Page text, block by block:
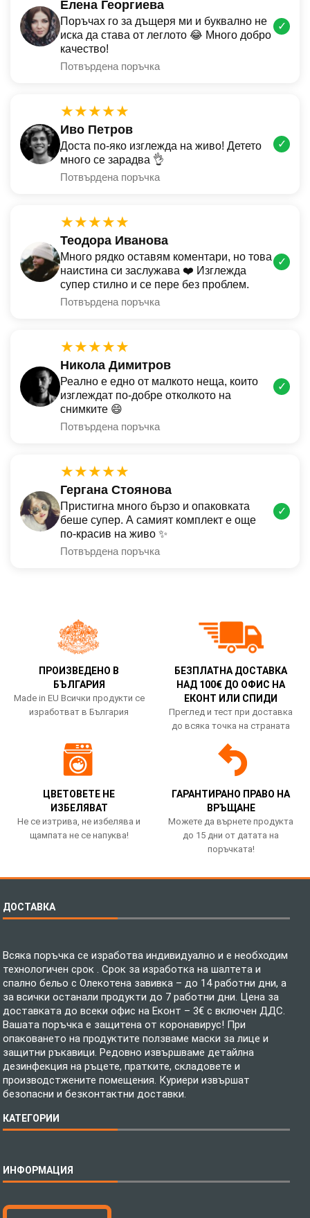
Елена Георгиева
Поръчах го за дъщеря ми и буквално не
иска да става от леглото 😂 Много добро
качество!
Потвърдена поръчка
✓
★★★★★
Иво Петров
Доста по-яко изглежда на живо! Детето
много се зарадва 👌
Потвърдена поръчка
✓
★★★★★
Теодора Иванова
Много рядко оставям коментари, но това
наистина си заслужава ❤️ Изглежда
супер стилно и се пере без проблем.
Потвърдена поръчка
✓
★★★★★
Никола Димитров
Реално е едно от малкото неща, които
изглеждат по-добре отколкото на
снимките 😄
Потвърдена поръчка
✓
★★★★★
Гергана Стоянова
Пристигна много бързо и опаковката
беше супер. А самият комплект е още
по-красив на живо ✨
Потвърдена поръчка
✓
ПРОИЗВЕДЕНО В
БЪЛГАРИЯ
Made in EU Всички продукти се
изработват в България
БЕЗПЛАТНА ДОСТАВКА
НАД 100€ ДО ОФИС НА
ЕКОНТ ИЛИ СПИДИ
Преглед и тест при доставка
до всяка точка на страната
ЦВЕТОВЕТЕ НЕ
ИЗБЕЛЯВАТ
Не се изтрива, не избелява и
щампата не се напуква!
ГАРАНТИРАНО ПРАВО НА
ВРЪЩАНЕ
Можете да върнете продукта
до 15 дни от датата на
поръчката!
ДОСТАВКА
Всяка поръчка се изработва индивидуално и е необходим
технологичен срок . Срок за изработка на шалтета и
спално бельо с Олекотена завивка – до 14 работни дни, а
за всички останали продукти до 7 работни дни. Цена за
доставката до всеки офис на Еконт – 3€ с включен ДДС.
Вашата поръчка е защитена от коронавирус! При
опаковането на продуктите ползваме маски за лице и
защитни ръкавици. Редовно извършваме детайлна
дезинфекция на ръцете, пратките, складовете и
производстжените помещения. Куриери извършат
безопасни и безконтактни доставки.
КАТЕГОРИИ
Бебешки спални комплекти
Тениски с пълноцветен печат
ИНФОРМАЦИЯ
Технология на печатане